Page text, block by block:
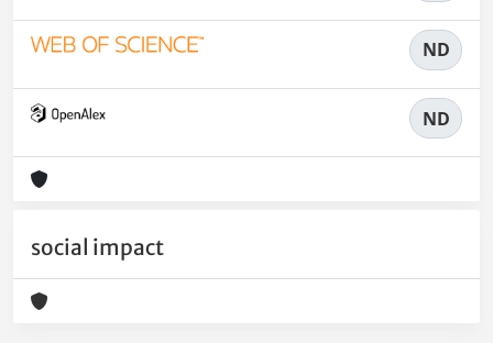
ND
ND
social impact